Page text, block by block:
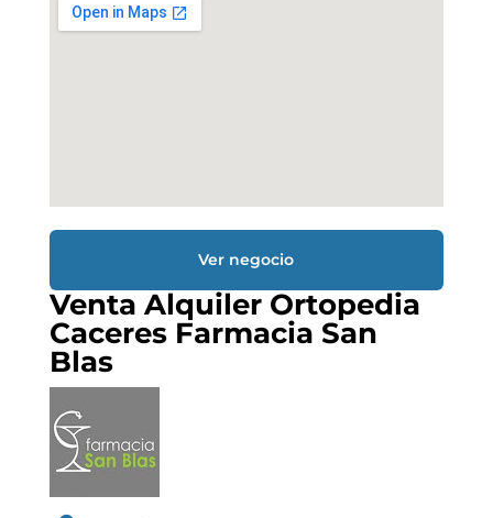
Ver negocio
Venta Alquiler Ortopedia
Caceres Farmacia San
Blas